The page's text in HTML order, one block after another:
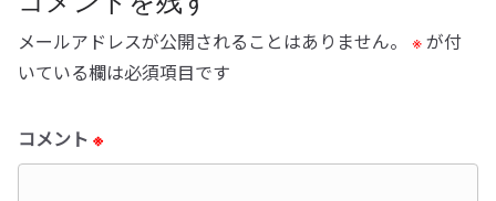
メールアドレスが公開されることはありません。 ※が付
いている欄は必須項目です
コメント ※